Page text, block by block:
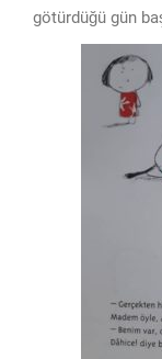
götürdüğü gün